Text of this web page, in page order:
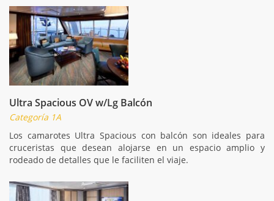
Ultra Spacious OV w/Lg Balcón
Categoría 1A
Los camarotes Ultra Spacious con balcón son ideales para
cruceristas que desean alojarse en un espacio amplio y
rodeado de detalles que le faciliten el viaje.